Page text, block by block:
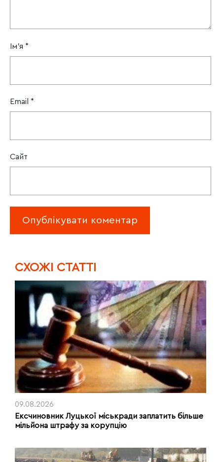
Ім'я *
Email *
Сайт
CХОЖІ СТАТТІ
09.08.2026
Ексчиновник Луцької міськради заплатить більше
мільйона штрафу за корупцію